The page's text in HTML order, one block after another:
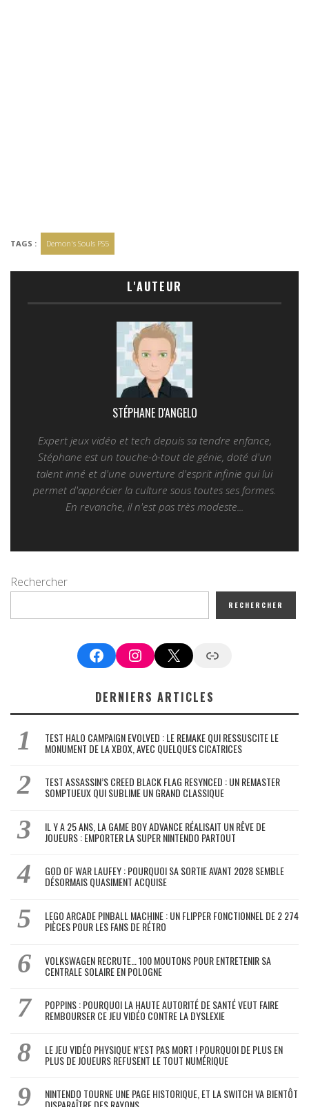
TAGS : Demon's Souls PS5
L'AUTEUR
STÉPHANE D'ANGELO
Expert jeux vidéo et tech depuis sa tendre enfance,
Stéphane est un touche-à-tout de génie, doté d'un
talent inné et d'une ouverture d'esprit infinie qui lui
permet d'apprécier la culture sous toutes ses formes.
En revanche, il n'est pas très modeste...
Rechercher
RECHERCHER
FacebookInstagram
X Google News
DERNIERS ARTICLES
TEST HALO CAMPAIGN EVOLVED : LE REMAKE QUI RESSUSCITE LE
MONUMENT DE LA XBOX, AVEC QUELQUES CICATRICES
TEST ASSASSIN’S CREED BLACK FLAG RESYNCED : UN REMASTER
SOMPTUEUX QUI SUBLIME UN GRAND CLASSIQUE
IL Y A 25 ANS, LA GAME BOY ADVANCE RÉALISAIT UN RÊVE DE
JOUEURS : EMPORTER LA SUPER NINTENDO PARTOUT
GOD OF WAR LAUFEY : POURQUOI SA SORTIE AVANT 2028 SEMBLE
DÉSORMAIS QUASIMENT ACQUISE
LEGO ARCADE PINBALL MACHINE : UN FLIPPER FONCTIONNEL DE 2 274
PIÈCES POUR LES FANS DE RÉTRO
VOLKSWAGEN RECRUTE… 100 MOUTONS POUR ENTRETENIR SA
CENTRALE SOLAIRE EN POLOGNE
POPPINS : POURQUOI LA HAUTE AUTORITÉ DE SANTÉ VEUT FAIRE
REMBOURSER CE JEU VIDÉO CONTRE LA DYSLEXIE
LE JEU VIDÉO PHYSIQUE N’EST PAS MORT ! POURQUOI DE PLUS EN
PLUS DE JOUEURS REFUSENT LE TOUT NUMÉRIQUE
NINTENDO TOURNE UNE PAGE HISTORIQUE, ET LA SWITCH VA BIENTÔT